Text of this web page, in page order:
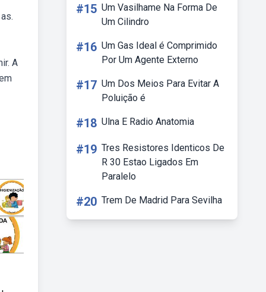
A
#15 Um Vasilhame Na Forma De
Um Cilindro
#16 Um Gas Ideal é Comprimido
Por Um Agente Externo
#17 Um Dos Meios Para Evitar A
Poluição é
#18 Ulna E Radio Anatomia
#19 Tres Resistores Identicos De
R 30 Estao Ligados Em
Paralelo
#20 Trem De Madrid Para Sevilha